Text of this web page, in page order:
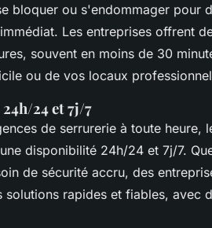
bloquer ou s'endommager pour
immédiat. Les entreprises offrent
souvent en moins de 30
ou de vos locaux
24 et 7j/7
de serrurerie à toute heure,
disponibilité 24h/24 et 7j/7.
de sécurité accru, des
solutions rapides et fiables, avec